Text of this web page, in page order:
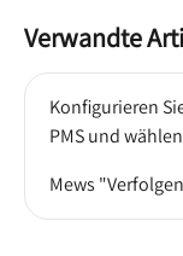
Verwandte
Konfigurieren
PMS und
Mews